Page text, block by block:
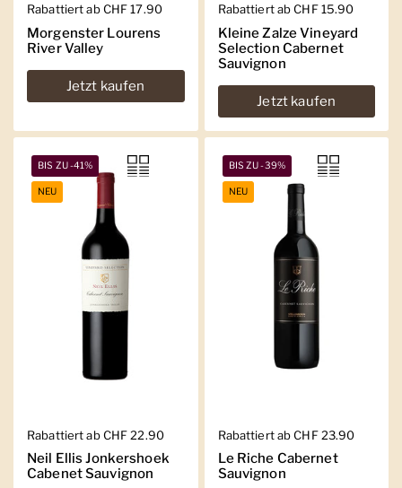
Regulärer Preis
Rabattiert ab CHF 17.90
Morgenster Lourens
River Valley
Jetzt kaufen
Regulärer Preis
Rabattiert ab CHF 15.90
Kleine Zalze Vineyard
Selection Cabernet
Sauvignon
Jetzt kaufen
Regulärer Preis
Rabattiert ab CHF 22.90
Neil Ellis Jonkershoek
Cabenet Sauvignon
BIS ZU -41%
NEU
Regulärer Preis
Rabattiert ab CHF 23.90
Le Riche Cabernet
Sauvignon
BIS ZU -39%
NEU